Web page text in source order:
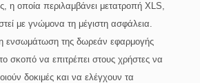
η οποία περιλαμβάνει μετατροπή XLS,
με γνώμονα τη μέγιστη ασφάλεια.
ενσωμάτωση της δωρεάν εφαρμογής
σκοπό να επιτρέπει στους χρήστες να
δοκιμές και να ελέγχουν τα